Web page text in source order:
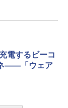
電するビーコ
――「ウェア